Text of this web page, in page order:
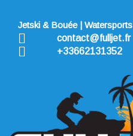
contentJetski & Bouée | Watersports
contact@fulljet.fr
+33662131352